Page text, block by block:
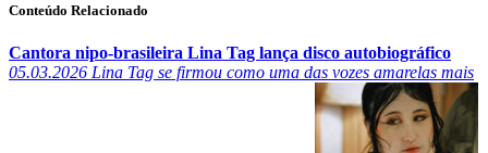
Conteúdo Relacionado
Cantora nipo-brasileira Lina Tag lança disco autobiográfico
05.03.2026 Lina Tag se firmou como uma das vozes amarelas mais